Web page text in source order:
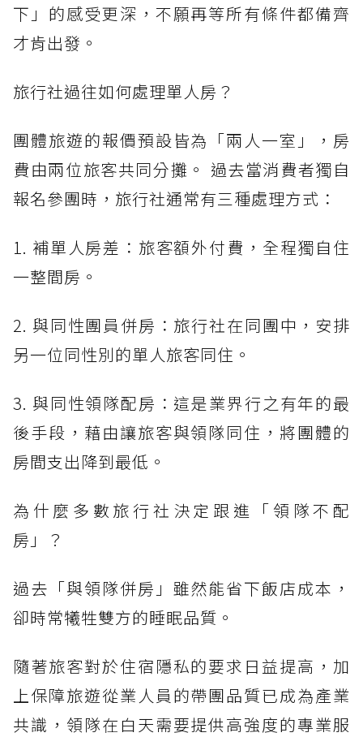
下」的感受更深，不願再等所有條件都備齊
才肯出發。
旅行社過往如何處理單人房？
團體旅遊的報價預設皆為「兩人一室」，房
費由兩位旅客共同分攤。 過去當消費者獨自
報名參團時，旅行社通常有三種處理方式：
1. 補單人房差：旅客額外付費，全程獨自住
一整間房。
2. 與同性團員併房：旅行社在同團中，安排
另一位同性別的單人旅客同住。
3. 與同性領隊配房：這是業界行之有年的最
後手段，藉由讓旅客與領隊同住，將團體的
房間支出降到最低。
為什麼多數旅行社決定跟進「領隊不配
房」？
過去「與領隊併房」雖然能省下飯店成本，
卻時常犧牲雙方的睡眠品質。
隨著旅客對於住宿隱私的要求日益提高，加
上保障旅遊從業人員的帶團品質已成為產業
共識，領隊在白天需要提供高強度的專業服